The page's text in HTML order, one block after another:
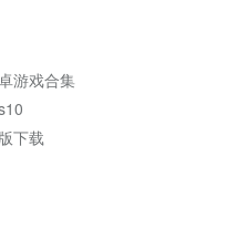
游戏合集
下载